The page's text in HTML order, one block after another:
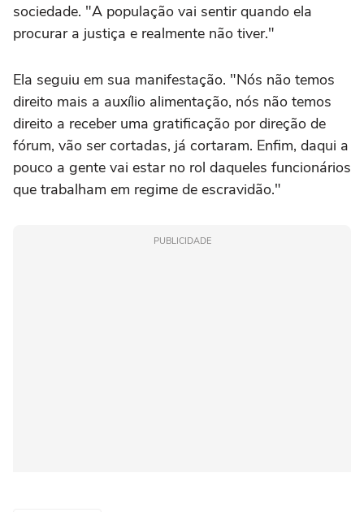
sociedade. "A população vai sentir quando ela
procurar a justiça e realmente não tiver."
Ela seguiu em sua manifestação. "Nós não temos
direito mais a auxílio alimentação, nós não temos
direito a receber uma gratificação por direção de
fórum, vão ser cortadas, já cortaram. Enfim, daqui a
pouco a gente vai estar no rol daqueles funcionários
que trabalham em regime de escravidão."
PUBLICIDADE